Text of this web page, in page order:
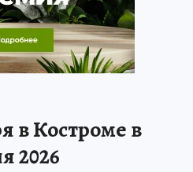
в Костроме в
2026